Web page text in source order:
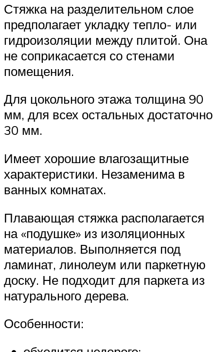
Стяжка на разделительном слое
предполагает укладку тепло- или
гидроизоляции между плитой. Она
не соприкасается со стенами
помещения.
Для цокольного этажа толщина 90
мм, для всех остальных достаточно
30 мм.
Имеет хорошие влагозащитные
характеристики. Незаменима в
ванных комнатах.
Плавающая стяжка располагается
на «подушке» из изоляционных
материалов. Выполняется под
ламинат, линолеум или паркетную
доску. Не подходит для паркета из
натурального дерева.
Особенности: